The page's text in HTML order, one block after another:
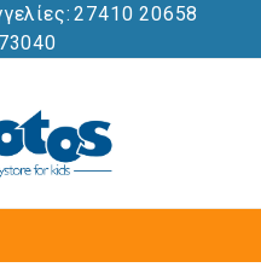
27410 20658